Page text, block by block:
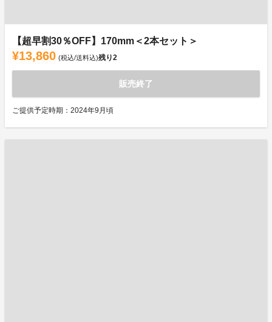
【超早割30％OFF】170mm＜2本セット＞
¥13,860 (税込/送料込)残り2
販売終了
ご提供予定時期：2024年9月頃